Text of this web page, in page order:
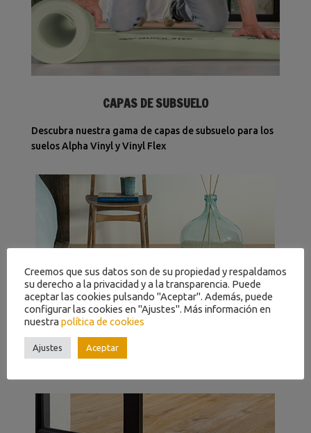
CAPAS DE SUBSUELO
Descubra nuestra gama de capas de subsuelo para los
suelos Alpha Vinyl y Vinyl Flex
RODAPIÉS
Dele a su habitación un acabado elegante con
Creemos que sus datos son de su propiedad y respaldamos
su derecho a la privacidad y a la transparencia. Puede
aceptar las cookies pulsando "Aceptar". Además, puede
configurar las cookies en "Ajustes". Más información en
nuestra política de cookies
Ajustes Aceptar